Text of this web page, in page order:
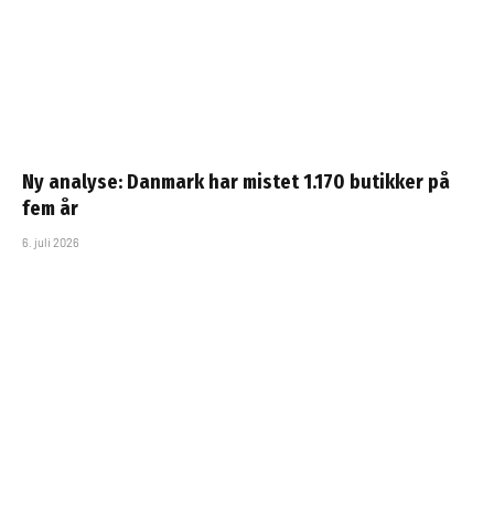
Ny analyse: Danmark har mistet 1.170 butikker på
fem år
6. juli 2026